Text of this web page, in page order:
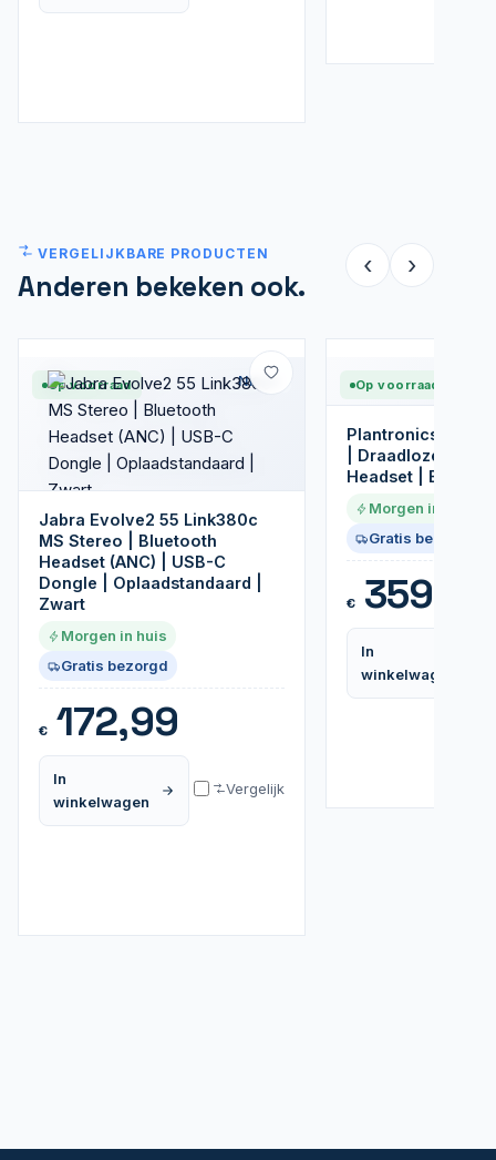
VERGELIJKBARE PRODUCTEN
Anderen bekeken ook.
‹ ›
Op voorraad Nieuw
Jabra Evolve2 55 Link380c
MS Stereo | Bluetooth
Headset (ANC) | USB-C
Dongle | Oplaadstandaard |
Zwart
Morgen in huis
Gratis bezorgd
€172,99
In
winkelwagen
Vergelijk
Op voorraad
Plantronics
| Draadloze
Headset |
Morgen in huis
Gratis bezorgd
€359,99
In
winkelwagen